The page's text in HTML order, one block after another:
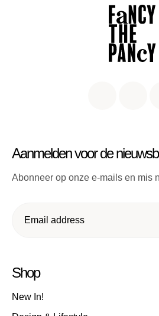
Aanmelden voor de
Abonneer op onze e-mails en mis
Shop
New In!